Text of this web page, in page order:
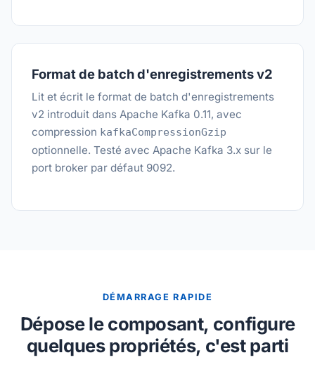
Format de batch d'enregistrements v2
Lit et écrit le format de batch d'enregistrements
v2 introduit dans Apache Kafka 0.11, avec
compression kafkaCompressionGzip
optionnelle. Testé avec Apache Kafka 3.x sur le
port broker par défaut 9092.
DÉMARRAGE RAPIDE
Dépose le composant, configure
quelques propriétés, c'est parti